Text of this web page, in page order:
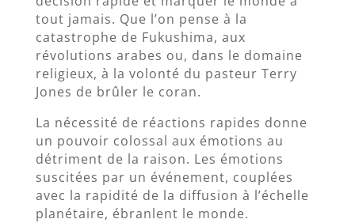
tout jamais. Que l’on pense à la
catastrophe de Fukushima, aux
révolutions arabes ou, dans le domaine
religieux, à la volonté du pasteur Terry
Jones de brûler le coran.
La nécessité de réactions rapides donne
un pouvoir colossal aux émotions au
détriment de la raison. Les émotions
suscitées par un événement, couplées
avec la rapidité de la diffusion à l’échelle
planétaire, ébranlent le monde.